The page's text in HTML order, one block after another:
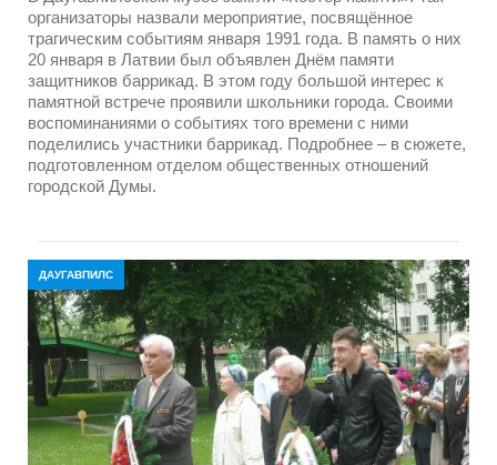
организаторы назвали мероприятие, посвящённое
трагическим событиям января 1991 года. В память о них
20 января в Латвии был объявлен Днём памяти
защитников баррикад. В этом году большой интерес к
памятной встрече проявили школьники города. Своими
воспоминаниями о событиях того времени с ними
поделились участники баррикад. Подробнее – в сюжете,
подготовленном отделом общественных отношений
городской Думы.
ДАУГАВПИЛС